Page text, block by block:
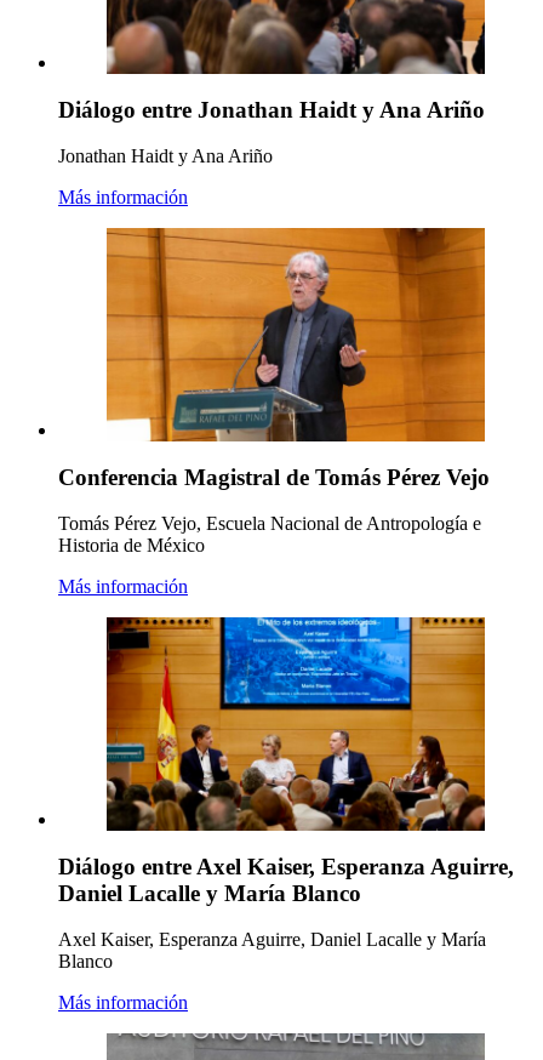
Diálogo entre Jonathan Haidt y Ana Ariño
Jonathan Haidt y Ana Ariño
Más información
Conferencia Magistral de Tomás Pérez Vejo
Tomás Pérez Vejo, Escuela Nacional de Antropología e
Historia de México
Más información
Diálogo entre Axel Kaiser, Esperanza Aguirre,
Daniel Lacalle y María Blanco
Axel Kaiser, Esperanza Aguirre, Daniel Lacalle y María
Blanco
Más información